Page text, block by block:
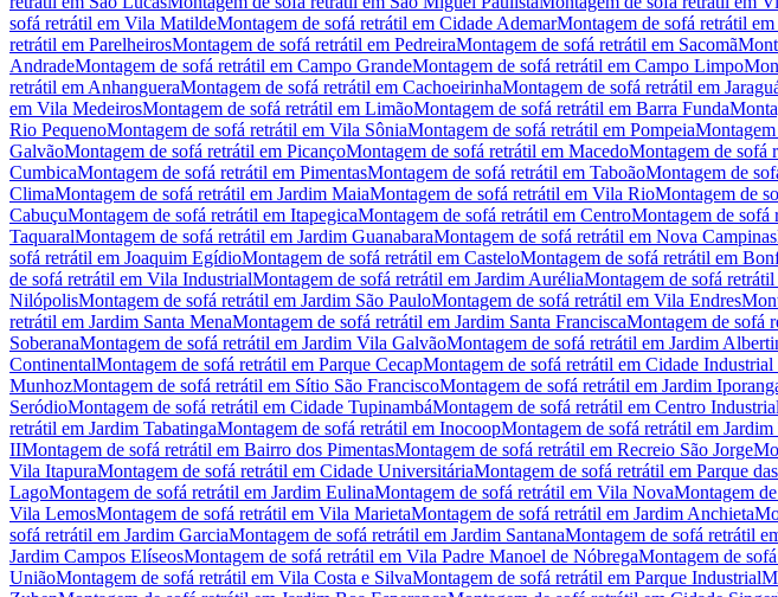
sofá retrátil em Vila MatildeMontagem de sofá retrátil em Cidade AdemarMontagem de sofá retrátil em
retrátil em ParelheirosMontagem de sofá retrátil em PedreiraMontagem de sofá retrátil em Sacomã
AndradeMontagem de sofá retrátil em Campo GrandeMontagem de sofá retrátil em Campo Limpo
retrátil em AnhangueraMontagem de sofá retrátil em CachoeirinhaMontagem de sofá retrátil em
em Vila MedeirosMontagem de sofá retrátil em LimãoMontagem de sofá retrátil em Barra Funda
Rio PequenoMontagem de sofá retrátil em Vila SôniaMontagem de sofá retrátil em Pompeia
GalvãoMontagem de sofá retrátil em PicançoMontagem de sofá retrátil em MacedoMontagem de sofá
CumbicaMontagem de sofá retrátil em PimentasMontagem de sofá retrátil em TaboãoMontagem de
ClimaMontagem de sofá retrátil em Jardim MaiaMontagem de sofá retrátil em Vila RioMontagem de
CabuçuMontagem de sofá retrátil em ItapegicaMontagem de sofá retrátil em CentroMontagem de sofá
TaquaralMontagem de sofá retrátil em Jardim GuanabaraMontagem de sofá retrátil em Nova Campinas
sofá retrátil em Joaquim EgídioMontagem de sofá retrátil em CasteloMontagem de sofá retrátil em
de sofá retrátil em Vila IndustrialMontagem de sofá retrátil em Jardim AuréliaMontagem de sofá retrátil
NilópolisMontagem de sofá retrátil em Jardim São PauloMontagem de sofá retrátil em Vila Endres
retrátil em Jardim Santa MenaMontagem de sofá retrátil em Jardim Santa FranciscaMontagem de sofá
SoberanaMontagem de sofá retrátil em Jardim Vila GalvãoMontagem de sofá retrátil em Jardim
ContinentalMontagem de sofá retrátil em Parque CecapMontagem de sofá retrátil em Cidade Industrial
MunhozMontagem de sofá retrátil em Sítio São FranciscoMontagem de sofá retrátil em Jardim
SeródioMontagem de sofá retrátil em Cidade TupinambáMontagem de sofá retrátil em Centro Industrial
retrátil em Jardim TabatingaMontagem de sofá retrátil em InocoopMontagem de sofá retrátil em
IIMontagem de sofá retrátil em Bairro dos PimentasMontagem de sofá retrátil em Recreio São Jorge
Vila ItapuraMontagem de sofá retrátil em Cidade UniversitáriaMontagem de sofá retrátil em Parque
LagoMontagem de sofá retrátil em Jardim EulinaMontagem de sofá retrátil em Vila NovaMontagem
Vila LemosMontagem de sofá retrátil em Vila MarietaMontagem de sofá retrátil em Jardim Anchieta
sofá retrátil em Jardim GarciaMontagem de sofá retrátil em Jardim SantanaMontagem de sofá retrátil
Jardim Campos ElíseosMontagem de sofá retrátil em Vila Padre Manoel de NóbregaMontagem de
UniãoMontagem de sofá retrátil em Vila Costa e SilvaMontagem de sofá retrátil em Parque Industrial